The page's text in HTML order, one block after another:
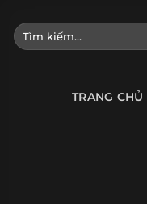
qua
nội
Tìm
kiếm:
TRANG CHỦ